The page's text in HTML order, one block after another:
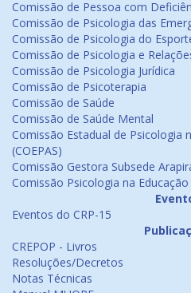
Comissão de Pessoa com
Comissão de Psicologia das
Comissão de Psicologia do
Comissão de Psicologia e
Comissão de Psicologia Jurídica
Comissão de Psicoterapia
Comissão de Saúde
Comissão de Saúde Mental
Comissão Estadual de Psicologia
(COEPAS)
Comissão Gestora Subsede
Comissão Psicologia na Educação
Eventos do CRP-15
CREPOP - Livros
Resoluções/Decretos
Notas Técnicas